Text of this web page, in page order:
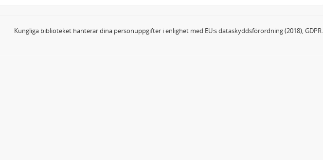
Kungliga biblioteket hanterar dina personuppgifter i enlighet med EU:s dataskyddsförordning (2018), GDPR.